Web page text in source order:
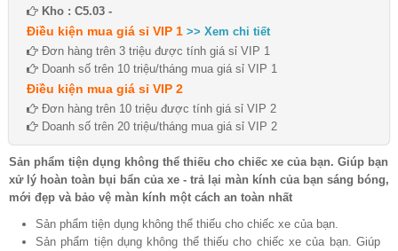
Kho : C5.03 -
Điều kiện mua giá sỉ VIP 1 >> Xem chi tiết
Đơn hàng trên 3 triệu được tính giá sỉ VIP 1
Doanh số trên 10 triệu/tháng mua giá sỉ VIP 1
Điều kiện mua giá sỉ VIP 2
Đơn hàng trên 10 triệu được tính giá sỉ VIP 2
Doanh số trên 20 triệu/tháng mua giá sỉ VIP 2
Sản phẩm tiện dụng không thể thiếu cho chiếc xe của bạn. ​Giúp bạn
xử lý hoàn toàn bụi bẩn của xe - trả lại màn kính của bạn sáng bóng,
mới đẹp và bảo vệ màn kính một cách an toàn nhất
Sản phẩm tiện dụng không thể thiếu cho chiếc xe của bạn.
​Sản phẩm tiện dụng không thể thiếu cho chiếc xe của bạn. ​Giúp